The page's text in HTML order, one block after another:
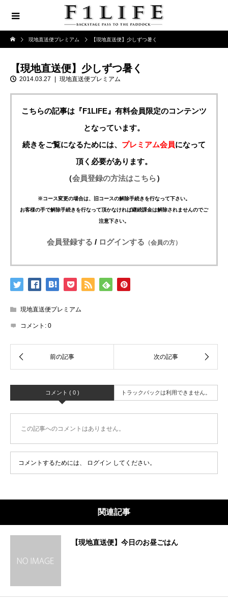
現地直送便プレミアム 【現地直送便】少しずつ暑く
【現地直送便】少しずつ暑く
2014.03.27 現地直送便プレミアム
こちらの記事は『F1LIFE』有料会員限定のコンテンツ
となっています。
続きをご覧になるためには、 プレミアム会員になって
頂く必要があります。
（会員登録の方法はこちら）
※コース変更の場合は、旧コースの解除手続きを行なって下さい。
お客様の手で解除手続きを行なって頂かなければ継続課金は解除されませんのでご
注意下さい。
会員登録する / ログインする （会員の方）
現地直送便プレミアム
コメント: 0
コメント ( 0 ) トラックバックは利用できません。
この記事へのコメントはありません。
コメントするためには、 ログイン してください。
関連記事
【現地直送便】今日のお昼ごはん